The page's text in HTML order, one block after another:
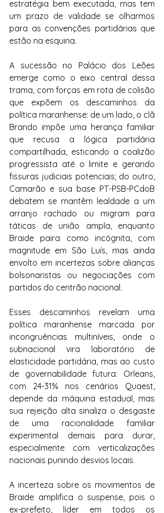
estratégia bem executada, mas tem
um prazo de validade se olharmos
para as convenções partidárias que
estão na esquina.
A sucessão no Palácio dos Leões
emerge como o eixo central dessa
trama, com forças em rota de colisão
que expõem os descaminhos da
política maranhense: de um lado, o clã
Brando impõe uma herança familiar
que recusa a lógica partidária
compartilhada, esticando a coalizão
progressista até o limite e gerando
fissuras judiciais potenciais; do outro,
Camarão e sua base PT-PSB-PCdoB
debatem se mantêm lealdade a um
arranjo rachado ou migram para
táticas de união ampla, enquanto
Braide paira como incógnita, com
magnitude em São Luís, mas ainda
envolto em incertezas sobre alianças
bolsonaristas ou negociações com
partidos do centrão nacional.
Esses descaminhos revelam uma
política maranhense marcada por
incongruências multiníveis, onde o
subnacional vira laboratório de
elasticidade partidária, mas ao custo
de governabilidade futura: Orleans,
com 24-31% nos cenários Quaest,
depende da máquina estadual, mas
sua rejeição alta sinaliza o desgaste
de uma racionalidade familiar
experimental demais para durar,
especialmente com verticalizações
nacionais punindo desvios locais.
A incerteza sobre os movimentos de
Braide amplifica o suspense, pois o
ex-prefeito, líder em todos os